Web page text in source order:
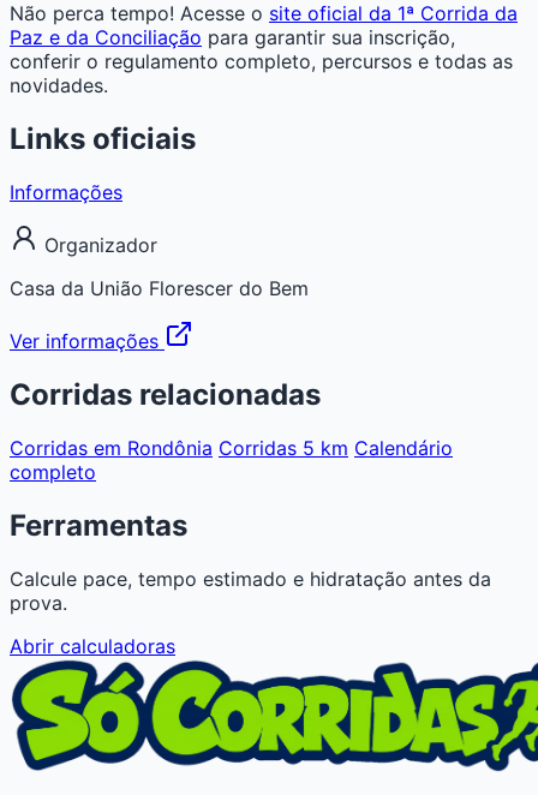
Não perca tempo! Acesse o site oficial da 1ª Corrida da
Paz e da Conciliação para garantir sua inscrição,
conferir o regulamento completo, percursos e todas as
novidades.
Links oficiais
Informações
Organizador
Casa da União Florescer do Bem
Ver informações
Corridas relacionadas
Corridas em Rondônia Corridas 5 km Calendário
completo
Ferramentas
Calcule pace, tempo estimado e hidratação antes da
prova.
Abrir calculadoras